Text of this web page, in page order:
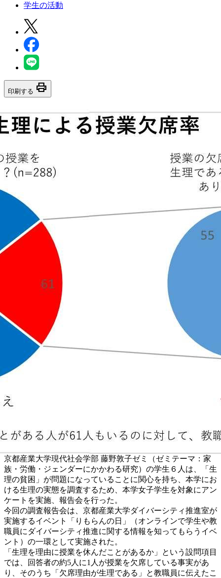
学生の活動
印刷する print
京都産業大学現代社会学部 藤野敦子ゼミ（ゼミテーマ：家
族・労働・ジェンダーにかかわる研究）の学生６人は、「生
理の貧困」が問題になっていることに関心を持ち、本学にお
ける生理の実態を調査するため、本学女子学生を対象にアン
ケートを実施、報告会を行った。
今回の調査報告会は、京都産業大学ダイバーシティ推進室が
実施するイベント「りもらんの日」（オンラインで学生や教
職員にダイバーシティ推進に関する情報を知ってもらうイベ
ント）の一環として実施された。
「生理を理由に授業を休んだことがあるか」という設問項目
では、回答者の約5人に1人が授業を欠席している事実があ
り、そのうち「欠席理由が生理である」と教職員に伝えたこ